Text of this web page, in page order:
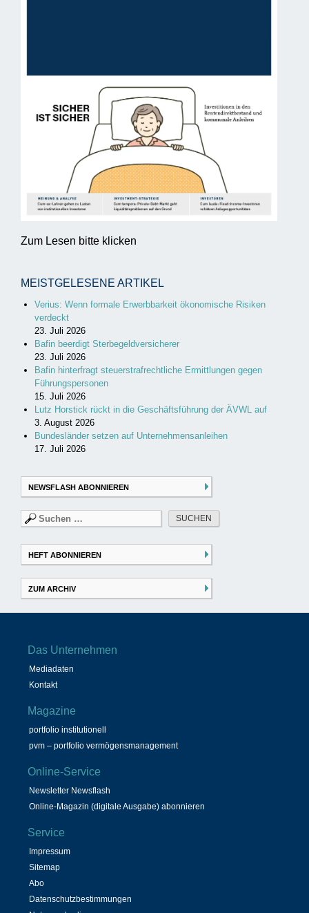
Zum Lesen bitte klicken
MEISTGELESENE ARTIKEL
Verius: Wenn formale Erwerbbarkeit ökonomische Risiken
verdeckt
23. Juli 2026
Bafin beerdigt Sterbegeldversicherer
23. Juli 2026
Bafin hinterfragt steuerstrafrechtliche Ermittlungen gegen
Führungspersonen
15. Juli 2026
Lutz Horstick rückt in die Geschäftsführung der ÄVWL auf
3. August 2026
Bundesländer setzen auf Unternehmensanleihen
17. Juli 2026
NEWSFLASH ABONNIEREN
Suchen
nach:
HEFT ABONNIEREN
ZUM ARCHIV
Das Unternehmen
Mediadaten
Kontakt
Magazine
portfolio institutionell
pvm – portfolio vermögensmanagement
Online-Service
Newsletter Newsflash
Online-Magazin (digitale Ausgabe) abonnieren
Service
Impressum
Sitemap
Abo
Datenschutzbestimmungen